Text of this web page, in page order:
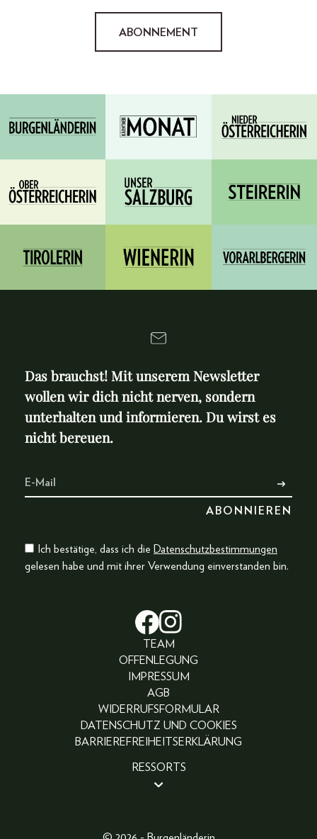
ABONNEMENT
Das brauchst! Mit unserem Newsletter
wollen wir dich nicht nerven, sondern
unterhalten und informieren. Du wirst es
nicht bereuen.
Ich bestätige, dass ich die Datenschutzbestimmungen
gelesen habe und mit ihrer Verwendung einverstanden bin.
TEAM
OFFENLEGUNG
IMPRESSUM
AGB
WIDERRUFSFORMULAR
DATENSCHUTZ UND COOKIES
BARRIEREFREIHEITSERKLÄRUNG
RESSORTS